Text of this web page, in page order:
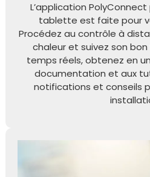
L’application
tablette est faite pour
Procédez au contrôle à
chaleur et suivez son
temps réels, obtenez en
documentation et aux
notifications et conseils